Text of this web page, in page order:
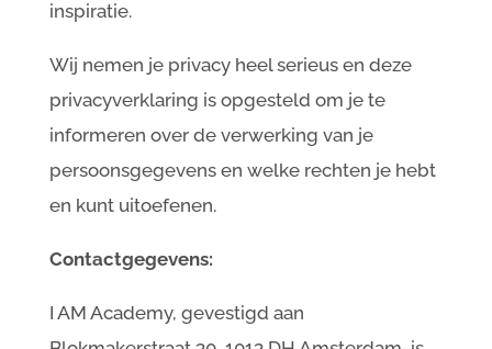
inspiratie.
Wij nemen je privacy heel serieus en deze
privacyverklaring is opgesteld om je te
informeren over de verwerking van je
persoonsgegevens en welke rechten je hebt
en kunt uitoefenen.
Contactgegevens:
I AM Academy, gevestigd aan